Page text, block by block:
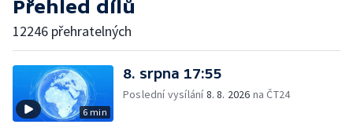
Přehled dílů
12246 přehratelných
6 min
8. srpna 17:55
Poslední vysílání8. 8. 2026 na ČT24